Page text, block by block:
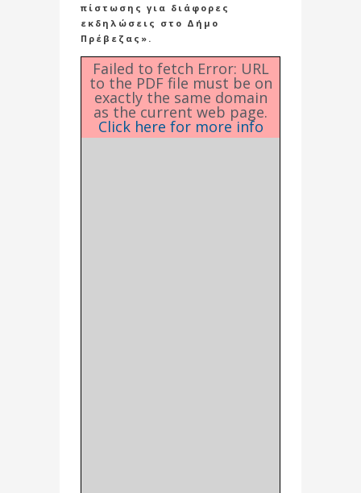
πίστωσης για διάφορες
εκδηλώσεις στο Δήμο
Πρέβεζας».
Failed to fetch Error: URL
to the PDF file must be on
exactly the same domain
as the current web page.
Click here for more info